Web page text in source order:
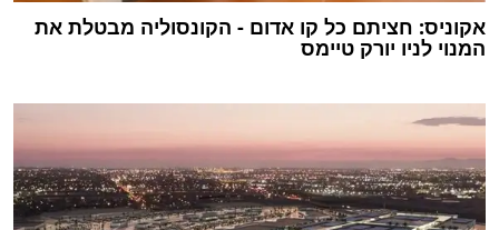
אקוניס: חציתם כל קו אדום - הקונסוליה מבטלת את
המנוי לניו יורק טיימס